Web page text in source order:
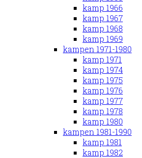
kamp 1966
kamp 1967
kamp 1968
kamp 1969
kampen 1971-1980
kamp 1971
kamp 1974
kamp 1975
kamp 1976
kamp 1977
kamp 1978
kamp 1980
kampen 1981-1990
kamp 1981
kamp 1982